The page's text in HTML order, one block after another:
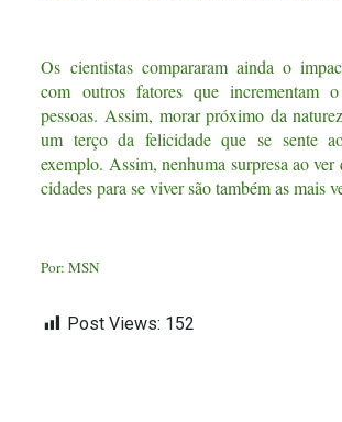
Os cientistas compararam ainda o
com outros fatores que incrementam
pessoas. Assim, morar próximo da
um terço da felicidade que se sente
exemplo. Assim, nenhuma surpresa ao ver
cidades para se viver são também as mais
Por: MSN
Post Views: 152